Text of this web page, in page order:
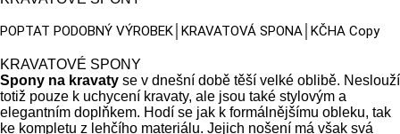
POPTAT PODOBNÝ VÝROBEK│KRAVATOVÁ SPONA│KČHA Copy
KRAVATOVÉ SPONY
Spony na kravaty se v dnešní době těší velké oblibě. Neslouží
totiž pouze k uchycení kravaty, ale jsou také stylovým a
elegantním doplňkem. Hodí se jak k formálnějšímu obleku, tak
ke kompletu z lehčího materiálu. Jejich nošení má však svá